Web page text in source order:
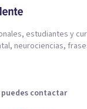
estudiantes y
neurociencias,
puedes contactar